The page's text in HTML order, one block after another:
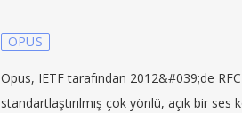
OPUS
Opus, IETF tarafından 2012&#039;de
standartlaştırılmış çok yönlü, açık bir ses